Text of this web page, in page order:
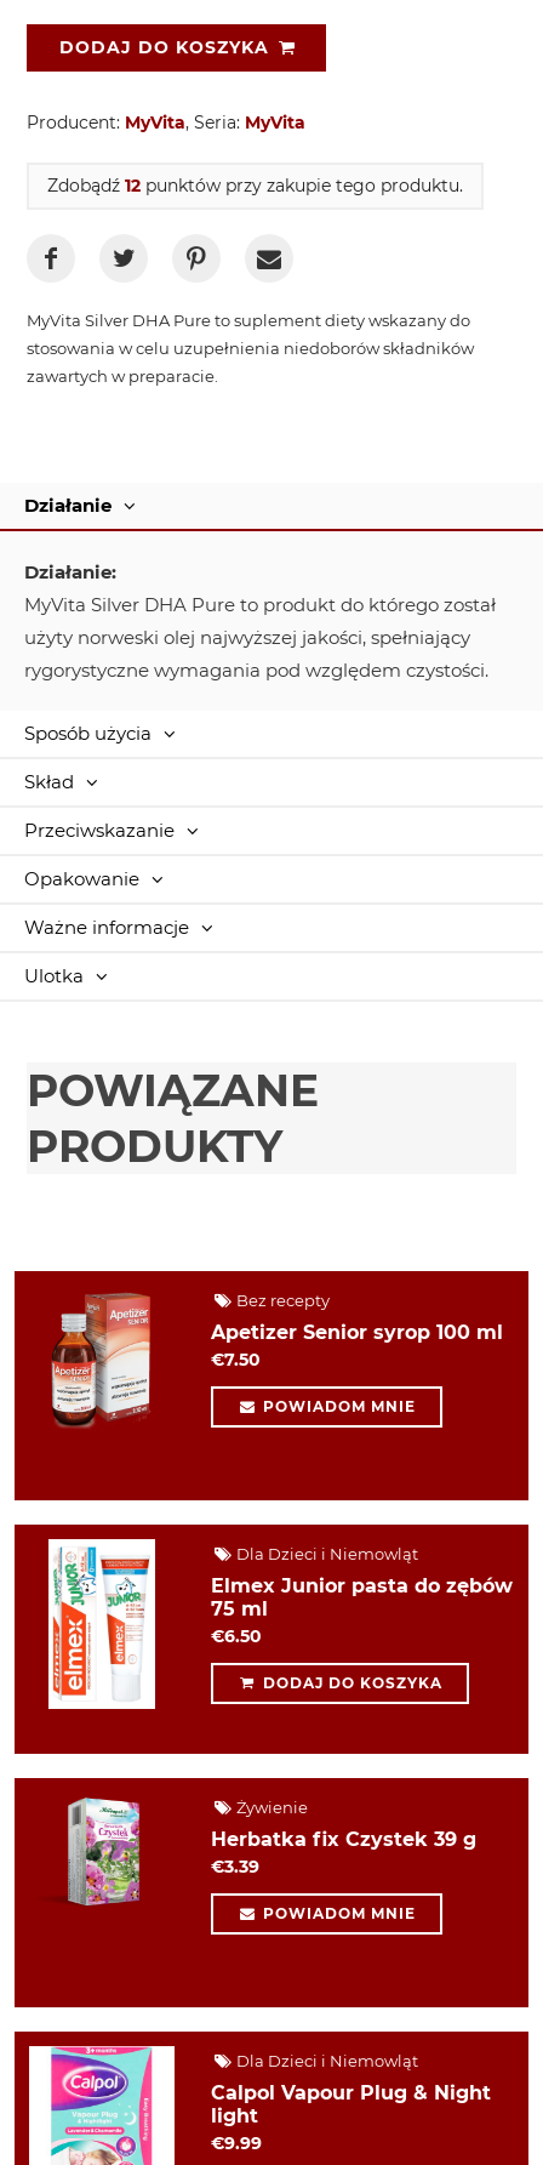
DODAJ DO KOSZYKA
Producent: MyVita, Seria: MyVita
Zdobądź 12 punktów przy zakupie tego produktu.
MyVita Silver DHA Pure to suplement diety wskazany do
stosowania w celu uzupełnienia niedoborów składników
zawartych w preparacie.
Działanie
Działanie:
MyVita Silver DHA Pure to produkt do którego został
użyty norweski olej najwyższej jakości, spełniający
rygorystyczne wymagania pod względem czystości.
Sposób użycia
Skład
Przeciwskazanie
Opakowanie
Ważne informacje
Ulotka
POWIĄZANE
PRODUKTY
Bez recepty
Apetizer Senior syrop 100 ml
€7.50
POWIADOM MNIE
Dla Dzieci i Niemowląt
Elmex Junior pasta do zębów
75 ml
€6.50
DODAJ DO KOSZYKA
Żywienie
Herbatka fix Czystek 39 g
€3.39
POWIADOM MNIE
Dla Dzieci i Niemowląt
Calpol Vapour Plug & Night
light
€9.99